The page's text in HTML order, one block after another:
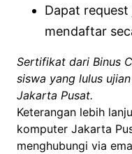
Dapat
mendaftar
Sertifikat dari Binus
siswa yang lulus
Jakarta Pusat.
Keterangan lebih
komputer Jakarta
menghubungi via